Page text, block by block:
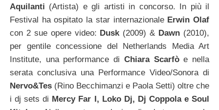
Aquilanti (Artista) e gli artisti in concorso. In più il
Festival ha ospitato la star internazionale Erwin Olaf
con 2 sue opere video: Dusk (2009) & Dawn (2010),
per gentile concessione del Netherlands Media Art
Institute, una performance di Chiara Scarfòe nella
serata conclusiva una Performance Video/Sonora di
Nervo&Tes (Rino Becchimanzi e Paola Setti) oltre che
i dj sets di Mercy Far I, Loko Dj, Dj Coppola e Soul